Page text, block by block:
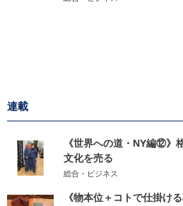
連載
《世界への道・NY編⑫》
文化を売る
総合・ビジネス
《物本位＋コトで仕掛け